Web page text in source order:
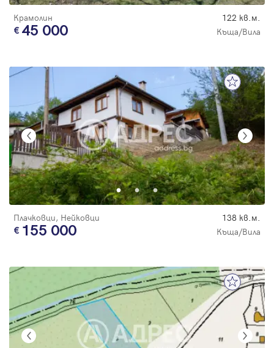
Крамолин 122 кв.м.
45 000 Къща/Вила
Плачковци, Нейковци 138 кв.м.
155 000 Къща/Вила